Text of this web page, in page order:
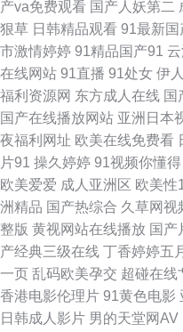
TV 熟女一区二区 91av在线导航
视频免费在线观看 天美人人插 91
碰成人网 91老师片黄网站 麻豆
岛国成人在线不卡 日日夜夜內射
日韩欧美Aⅴ综合网 草莓丝瓜西瓜
亚洲无码不卡 肏屄网站在线 五月
载 欧美日韩色色网 91好看免费
产va免费观看 国产人妖第二
狠草 日韩精品观看 91最新国
市激情婷婷 91精品国产91
在线网站 91直播 91处女 伊
福利资源网 东方成人在线 国
国产在线播放网站 亚洲日本
夜福利网址 欧美在线免费看
片91 操久婷婷 91视频你懂得
欧美爱爱 成人亚洲区 欧美性
洲精品 国产热综合 久草网视
整版 黄视网站在线播放 国产
产经典三级在线 丁香婷婷五
一页 乱码欧美孕交 超碰在线
香港电影伦理片 91黄色电影
日韩成人影片 男的天堂网AV